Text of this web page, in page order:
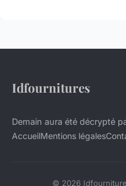
Idfournitures
Demain aura été décrypté
AccueilMentions légales
© 2026